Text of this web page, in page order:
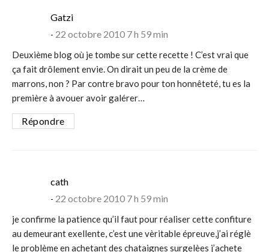
Gatzisays:
22 octobre 2010 7 h 59 min
Deuxième blog où je tombe sur cette recette ! C’est vrai que
ça fait drôlement envie. On dirait un peu de la crème de
marrons, non ? Par contre bravo pour ton honnêteté, tu es la
première à avouer avoir galérer…
Répondre
cathsays:
22 octobre 2010 7 h 59 min
je confirme la patience qu’il faut pour réaliser cette confiture
au demeurant exellente, c’est une vèritable épreuve,j’ai réglè
le problème en achetant des chataignes surgelèes j’achete